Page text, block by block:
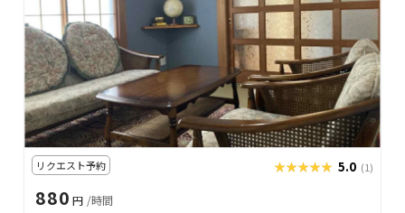
リクエスト予約 ★★★★★
★★★★★ 5.0 (1)
880 円 /時間